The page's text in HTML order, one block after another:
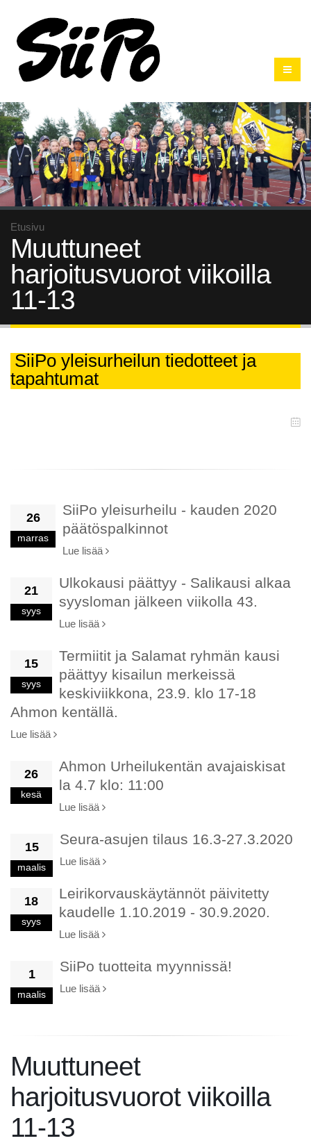
Etusivu
Muuttuneet
harjoitusvuorot viikoilla
11-13
SiiPo yleisurheilun tiedotteet ja
tapahtumat
26
marras
SiiPo yleisurheilu - kauden 2020
päätöspalkinnot
Lue lisää
21
syys
Ulkokausi päättyy - Salikausi alkaa
syysloman jälkeen viikolla 43.
Lue lisää
15
syys
Termiitit ja Salamat ryhmän kausi
päättyy kisailun merkeissä
keskiviikkona, 23.9. klo 17-18
Ahmon kentällä.
Lue lisää
26
kesä
Ahmon Urheilukentän avajaiskisat
la 4.7 klo: 11:00
Lue lisää
15
maalis
Seura-asujen tilaus 16.3-27.3.2020
Lue lisää
18
syys
Leirikorvauskäytännöt päivitetty
kaudelle 1.10.2019 - 30.9.2020.
Lue lisää
1
maalis
SiiPo tuotteita myynnissä!
Lue lisää
Muuttuneet
harjoitusvuorot viikoilla
11-13